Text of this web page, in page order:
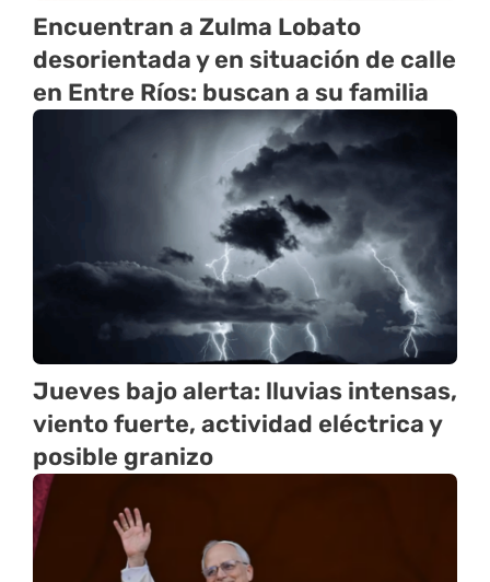
Encuentran a Zulma Lobato
desorientada y en situación de calle
en Entre Ríos: buscan a su familia
Jueves bajo alerta: lluvias intensas,
viento fuerte, actividad eléctrica y
posible granizo